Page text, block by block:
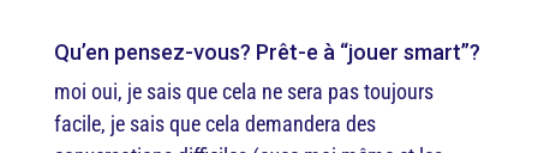
Qu’en pensez-vous? Prêt-e à “jouer smart”?
moi oui, je sais que cela ne sera pas toujours
facile, je sais que cela demandera des